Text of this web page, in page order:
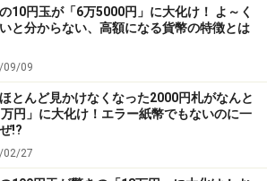
10円玉が「6万5000円」に大化け！ よ～く
と分からない、高額になる貨幣の特徴とは
09/09
とんど見かけなくなった2000円札がなんと
万円」に大化け！エラー紙幣でもないのに一
!?
02/27